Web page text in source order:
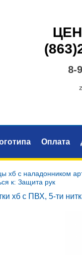
8-
Оплата
хб с наладонником
к: Защита рук
хб с ПВХ, 5-ти